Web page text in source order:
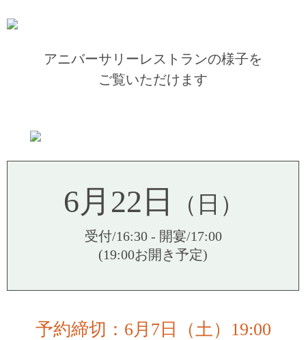
アニバーサリーレストランの様子を
ご覧いただけます
6月22日 （日）
受付/16:30 - 開宴/17:00
(19:00お開き予定)
予約締切：6月7日（土）19:00